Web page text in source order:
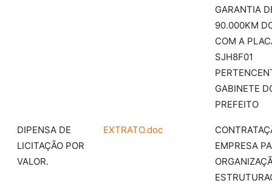
GARANTIA
90.000KM
COM A
SJH8F01
GABINETE
PREFEITO
DIPENSA DE
LICITAÇÃO POR
VALOR.
EXTRATO.doc
EMPRESA